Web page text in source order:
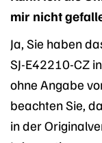
mir nicht
Ja, Sie haben
SJ-E42210-CZ
ohne Angabe
beachten Sie,
in der